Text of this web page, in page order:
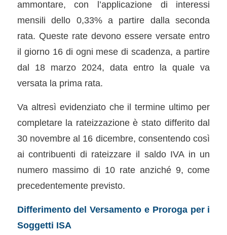
ammontare, con l’applicazione di interessi
mensili dello 0,33% a partire dalla seconda
rata. Queste rate devono essere versate entro
il giorno 16 di ogni mese di scadenza, a partire
dal 18 marzo 2024, data entro la quale va
versata la prima rata.
Va altresì evidenziato che il termine ultimo per
completare la rateizzazione è stato differito dal
30 novembre al 16 dicembre, consentendo così
ai contribuenti di rateizzare il saldo IVA in un
numero massimo di 10 rate anziché 9, come
precedentemente previsto.
Differimento del Versamento e Proroga per i
Soggetti ISA